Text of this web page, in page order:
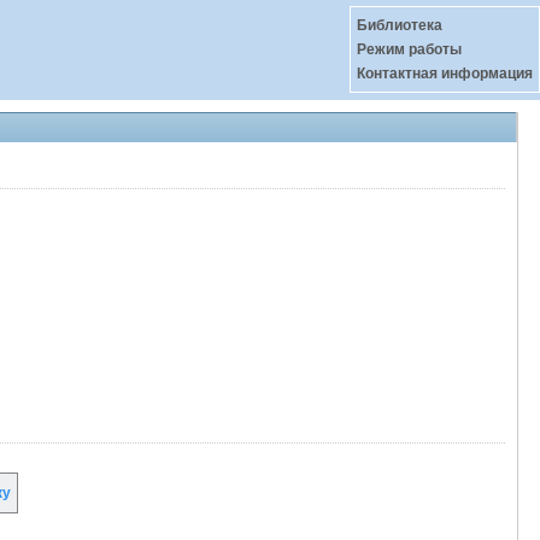
Библиотека
Режим работы
Контактная информация